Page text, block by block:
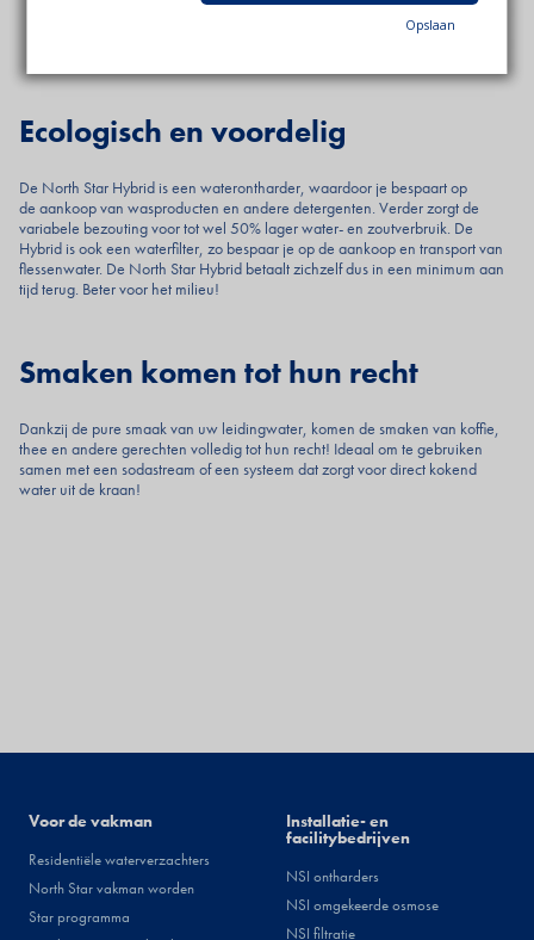
Opslaan
Ecologisch en voordelig
De North Star Hybrid is een waterontharder, waardoor je bespaart op
de aankoop van wasproducten en andere detergenten. Verder zorgt de
variabele bezouting voor tot wel 50% lager water- en zoutverbruik. De
Hybrid is ook een waterfilter, zo bespaar je op de aankoop en transport van
flessenwater. De North Star Hybrid betaalt zichzelf dus in een minimum aan
tijd terug. Beter voor het milieu!
Smaken komen tot hun recht
Dankzij de pure smaak van uw leidingwater, komen de smaken van koffie,
thee en andere gerechten volledig tot hun recht! Ideaal om te gebruiken
samen met een sodastream of een systeem dat zorgt voor direct kokend
water uit de kraan!
Installateurs
Voor de vakman
Residentiële waterverzachters
North Star vakman worden
Star programma
Facility
Installatie- en
facilitybedrijven
NSI ontharders
NSI omgekeerde osmose
NSI filtratie